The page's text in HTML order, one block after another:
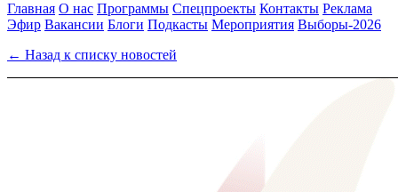
Главная О нас Программы Спецпроекты Контакты Реклама
Эфир Вакансии Блоги Подкасты Мероприятия Выборы-2026
← Назад к списку новостей